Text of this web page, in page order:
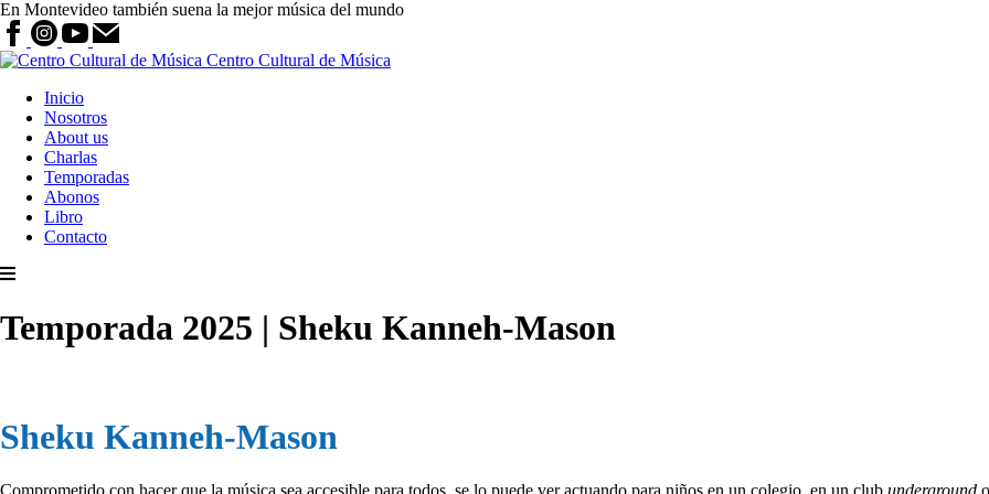
En Montevideo también suena la mejor música del mundo
Centro Cultural de Música
Inicio
Nosotros
About us
Charlas
Temporadas
Abonos
Libro
Contacto
Temporada 2025 | Sheku Kanneh-Mason
Sheku Kanneh-Mason
Comprometido con hacer que la música sea accesible para todos, se lo puede ver actuando para niños en un colegio, en un club underground